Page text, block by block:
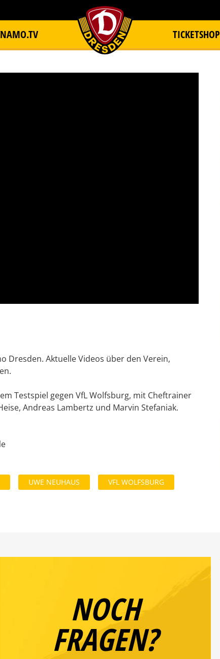
item.title TICKETSHOP
Dresden. Aktuelle Videos über den Verein,
Testspiel gegen VfL Wolfsburg, mit Cheftrainer
Andreas Lambertz und Marvin Stefaniak.
UWE NEUHAUS VFL WOLFSBURG
NOCH
FRAGEN?